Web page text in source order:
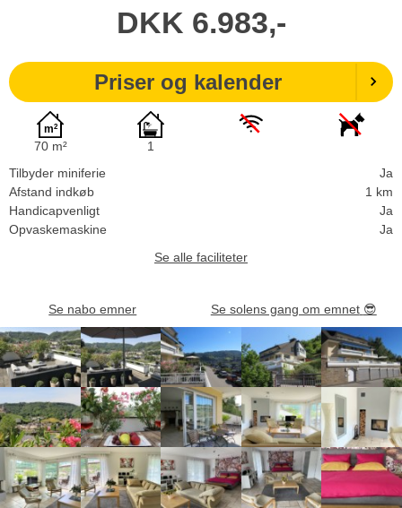
DKK 6.983,-
Priser og kalender
70 m²
1
Tilbyder miniferie
Ja
Afstand indkøb
1 km
Handicapvenligt
Ja
Opvaskemaskine
Ja
Se alle faciliteter
Se nabo emner Se solens gang om emnet 😎